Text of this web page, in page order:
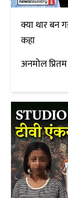
क्या थार बन
कहा
अनमोल प्रितम